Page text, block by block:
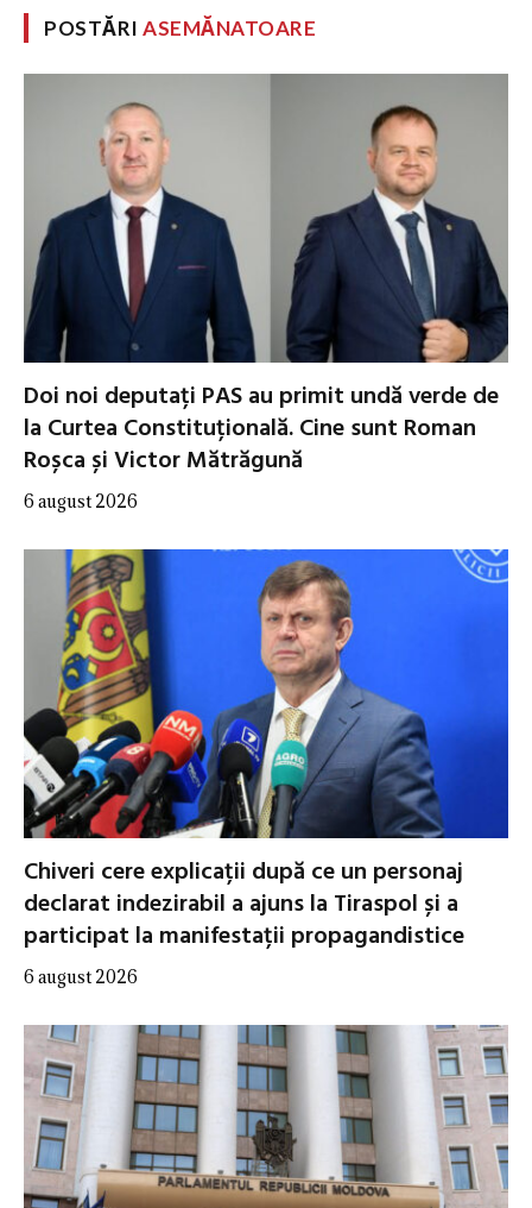
POSTĂRIASEMĂNATOARE
Doi noi deputați PAS au primit undă verde de
la Curtea Constituțională. Cine sunt Roman
Roșca și Victor Mătrăgună
6 august 2026
Chiveri cere explicații după ce un personaj
declarat indezirabil a ajuns la Tiraspol și a
participat la manifestații propagandistice
6 august 2026